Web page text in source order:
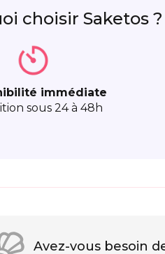
choisir Saketos ?
immédiate
sous 24 à 48h
Avez-vous besoin